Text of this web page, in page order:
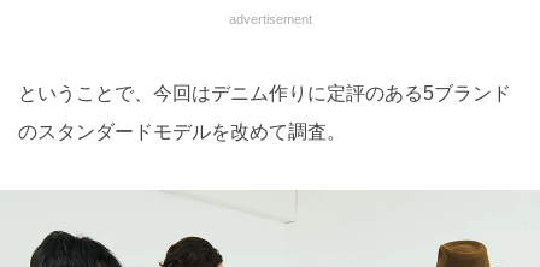
advertisement
ということで、今回はデニム作りに定評のある5ブランド
のスタンダードモデルを改めて調査。